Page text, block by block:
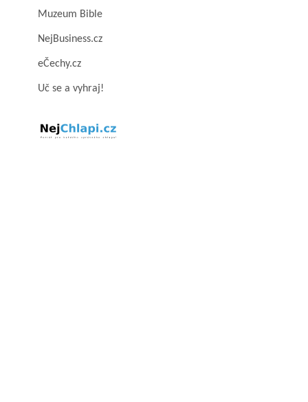
Muzeum Bible
NejBusiness.cz
eČechy.cz
Uč se a vyhraj!